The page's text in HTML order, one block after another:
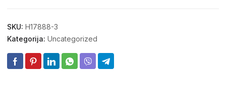
SKU: H17888-3
Kategorija: Uncategorized